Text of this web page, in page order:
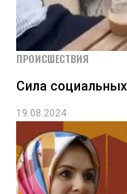
ПРОИСШЕСТВИЯ
Сила
19.08.2024